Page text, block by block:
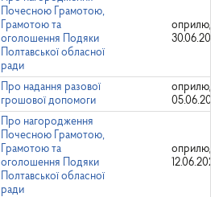
Почесною Грамотою,
Грамотою та
оголошення Подяки
Полтавської обласної
ради
30.06.2025
Про надання разової
грошової допомоги
05.06.2024
Про нагородження
Почесною Грамотою,
Грамотою та
оголошення Подяки
Полтавської обласної
ради
12.06.2023